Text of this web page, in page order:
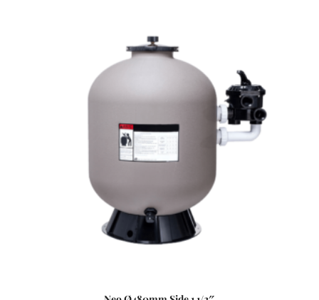
melyek nem csak a látványt rontják, de a fürdőzők
egészségére is veszélyesek lehetnek. A szűrőtartály a
vízforgató készülék segítségével az egészen finom
szennyeződéseket is kiszűrhetik a vízből, amelyek így
fennakadnak a szűrőközegen.